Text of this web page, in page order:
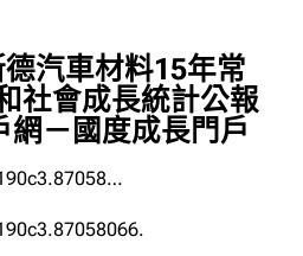
汽車材料15年常
社會成長統計公報
網－國度成長門戶